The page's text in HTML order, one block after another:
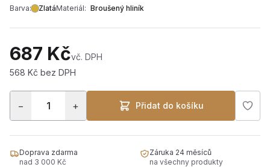
Barva: ZlatáMateriál: Broušený hliník
687 Kčvč. DPH
568 Kč bez DPH
− + Přidat do košíku
Doprava zdarma
nad 3 000 Kč
Záruka 24 měsíců
na všechny produkty